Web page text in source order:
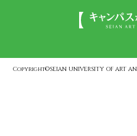
Copyright©SEIAN UNIVERSITY OF ART